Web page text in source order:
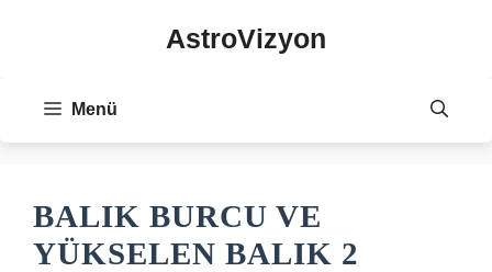
AstroVizyon
Menü
BALIK BURCU VE
YÜKSELEN BALIK 2